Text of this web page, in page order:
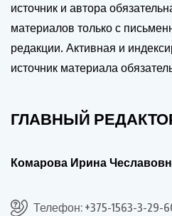
источник и автора
материалов только с
редакции. Активная и
источник материала
ГЛАВНЫЙ
Комарова Ирина
Телефон: +375-1563-3-29-